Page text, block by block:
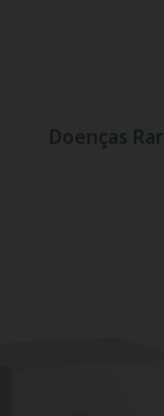
Doenças